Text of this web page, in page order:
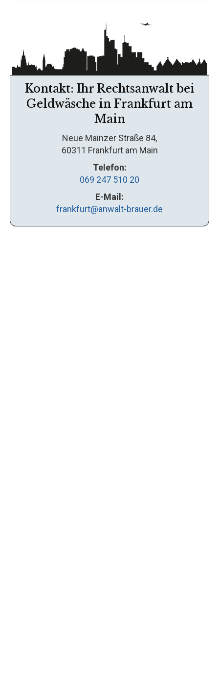
Kontakt: Ihr Rechtsanwalt bei
Geldwäsche in Frankfurt am
Main
Neue Mainzer Straße 84,
60311 Frankfurt am Main
Telefon:
069 247 510 20
E-Mail:
frankfurt@anwalt-brauer.de